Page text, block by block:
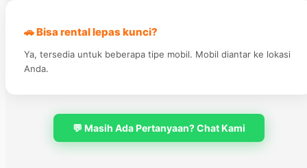
🚗 Bisa rental lepas kunci?
Ya, tersedia untuk beberapa tipe mobil. Mobil diantar ke lokasi
Anda.
💬 Masih Ada Pertanyaan? Chat Kami